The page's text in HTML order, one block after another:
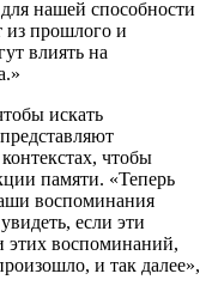
нашей способности
из прошлого и
влиять на
искать
чтобы
памяти. «Теперь
воспоминания
если эти
этих воспоминаний,
и так далее»,